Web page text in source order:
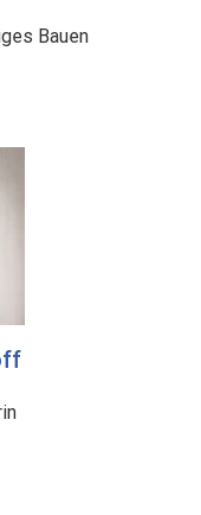
Bauen